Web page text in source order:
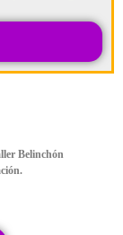
Belinchón